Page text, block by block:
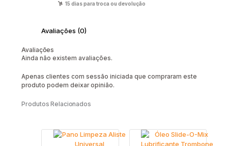
15 dias para troca ou devolução
Avaliações (0)
Avaliações
Ainda não existem avaliações.
Apenas clientes com sessão iniciada que compraram este
produto podem deixar opinião.
Produtos Relacionados